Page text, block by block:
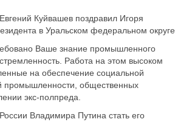
Куйвашев поздравил Игоря
в Уральском федеральном округе.
Ваше знание промышленного
Работа на этом высоком
на обеспечение социальной
промышленности, общественных
экс-полпреда.
Владимира Путина стать его